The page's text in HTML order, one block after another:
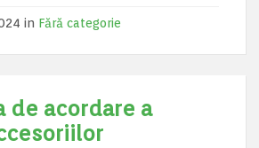
in Fără categorie
de acordare a